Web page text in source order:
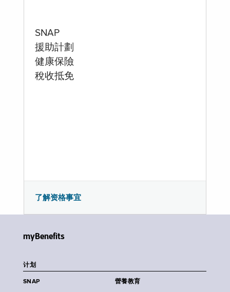
SNAP
援助計劃
健康保險
稅收抵免
了解资格事宜
myBenefits
计划
SNAP 營養教育